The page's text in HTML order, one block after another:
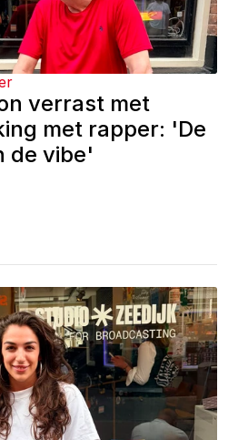
verrast met
met rapper: 'De
de vibe'